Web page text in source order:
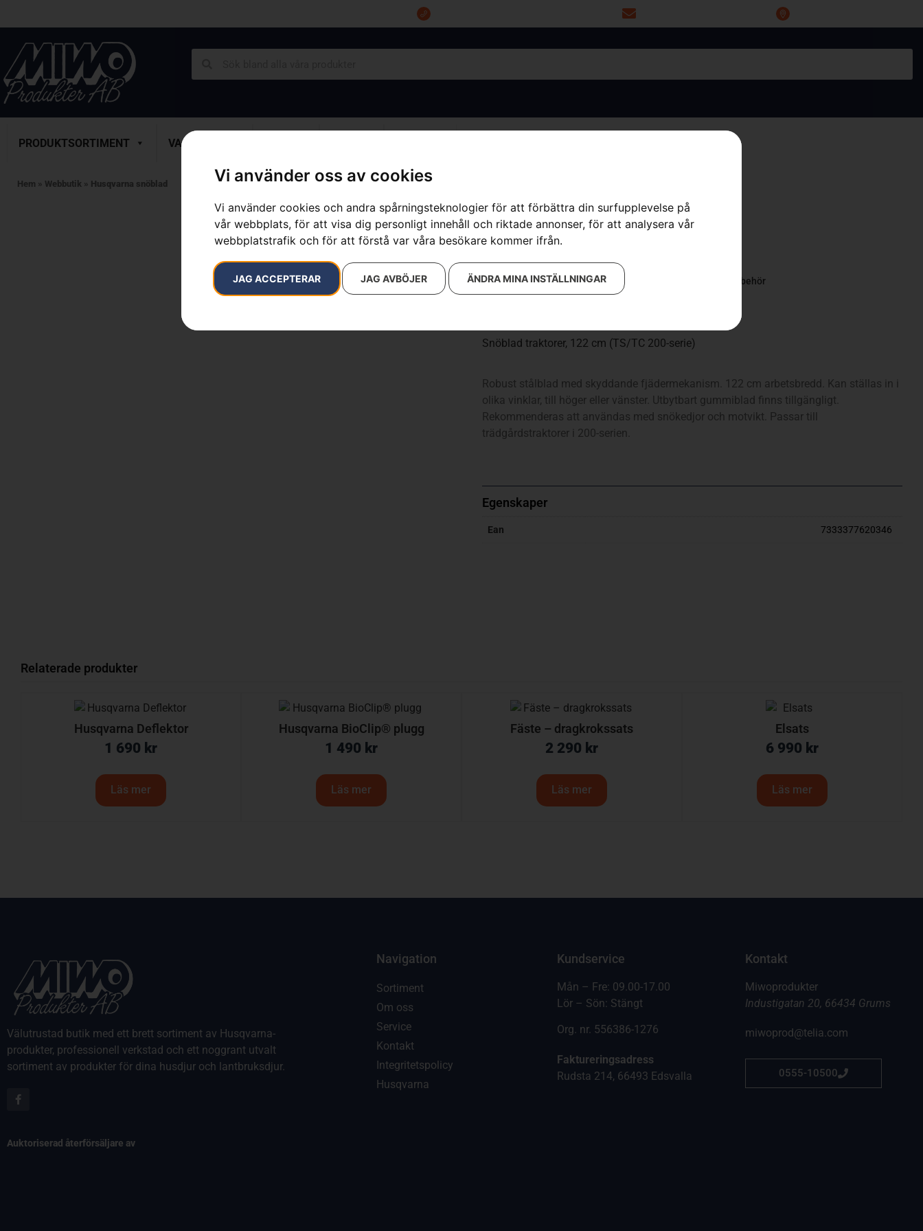
Vi använder oss av cookies
Vi använder cookies och andra spårningsteknologier för att förbättra din surfupplevelse på
vår webbplats, för att visa dig personligt innehåll och riktade annonser, för att analysera vår
webbplatstrafik och för att förstå var våra besökare kommer ifrån.
JAG ACCEPTERAR JAG AVBÖJER ÄNDRA MINA INSTÄLLNINGAR
PRODUKTSORTIMENT VARUMÄRKEN
Hem » Webbutik » Husqvarna snöblad
Husqvarna snöblad
Artikelnummer: 547537701
Kategorier:
för trädgårdstraktorer Frontmonterade tillbehör
Snöblad traktorer, 122 cm (TS/TC 200-serie)
Robust stålblad med skyddande fjädermekanism. 122 cm arbetsbredd. Kan ställas in i
olika vinklar, till höger eller vänster. Utbytbart gummiblad finns tillgängligt.
Rekommenderas att användas med snökedjor och motvikt. Passar till
trädgårdstraktorer i 200-serien.
Egenskaper
Ean 7333377620346
Relaterade produkter
Husqvarna Deflektor
1 690 kr
Läs mer
Husqvarna BioClip® plugg
1 490 kr
Läs mer
Fäste – dragkrokssats
2 290 kr
Läs mer
Elsats
6 990 kr
Läs mer
Välutrustad butik med ett brett sortiment av Husqvarna-
produkter, professionell verkstad och ett noggrant utvalt
sortiment av produkter för dina husdjur och lantbruksdjur.
Auktoriserad återförsäljare av
Navigation
Sortiment
Om oss
Service
Kontakt
Integritetspolicy
Husqvarna
Kundservice
Mån – Fre: 09.00-17.00
Lör – Sön: Stängt
Org. nr. 556386-1276
Faktureringsadress
Rudsta 214, 66493 Edsvalla
Kontakt
Miwoprodukter
Industigatan 20, 66434 Grums
miwoprod@telia.com
0555-10500